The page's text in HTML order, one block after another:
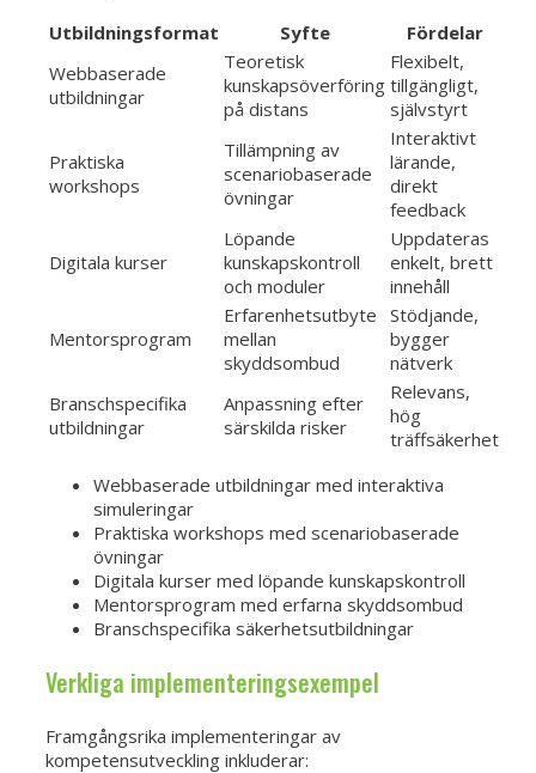
Utbildningsformat
Syfte
Fördelar
Webbaserade
utbildningar
Teoretisk
kunskapsöverföring
på distans
Flexibelt,
tillgängligt,
självstyrt
Praktiska
workshops
Tillämpning av
scenariobaserade
övningar
Interaktivt
lärande,
direkt
feedback
Digitala kurser
Löpande
kunskapskontroll
och moduler
Uppdateras
enkelt, brett
innehåll
Mentorsprogram
Erfarenhetsutbyte
mellan
skyddsombud
Stödjande,
bygger
nätverk
Branschspecifika
utbildningar
Anpassning efter
särskilda risker
Relevans,
hög
träffsäkerhet
Webbaserade utbildningar med interaktiva
simuleringar
Praktiska workshops med scenariobaserade
övningar
Digitala kurser med löpande kunskapskontroll
Mentorsprogram med erfarna skyddsombud
Branschspecifika säkerhetsutbildningar
Verkliga implementeringsexempel
Framgångsrika implementeringar av
kompetensutveckling inkluderar: